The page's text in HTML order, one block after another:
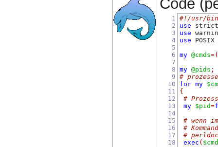
Code
1
2
3
4
5
6
7
8
9
10
11
12
13
14
15
16
17
18
#!/usr/
use
use
use
my @cmds
my @pids ;
#
for my
{
#
my $pid=
# wenn
#
#
exec (